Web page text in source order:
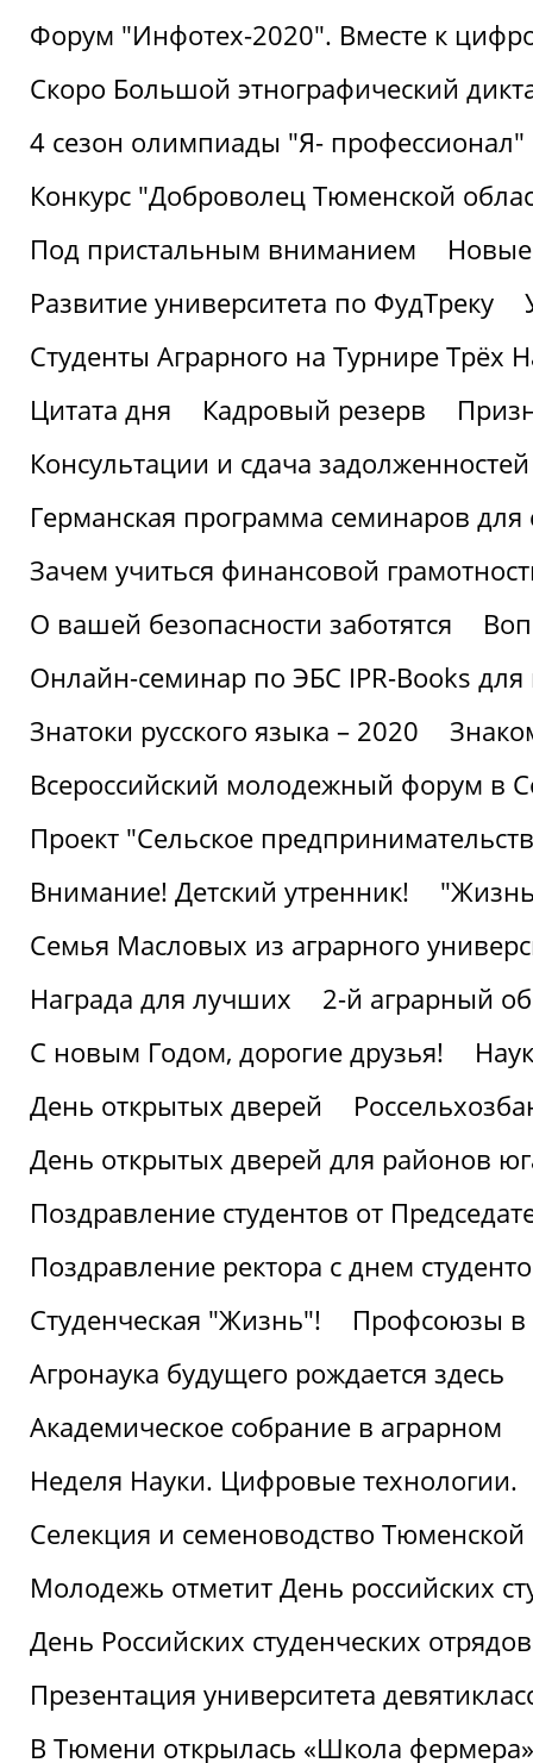
Форум "Инфотех-2020". Вместе к
Скоро Большой этнографический
4 сезон олимпиады "Я- профессионал"
Конкурс "Доброволец Тюменской
Под пристальным вниманием
Развитие университета по ФудТреку
Студенты Аграрного на Турнире Трёх
Цитата дня
Кадровый резерв
Консультации и сдача
Германская программа семинаров для
Зачем учиться финансовой
О вашей безопасности заботятся
Онлайн-семинар по ЭБС IPR-Books для
Знатоки русского языка – 2020
Всероссийский молодежный форум в
Проект "Сельское
Внимание! Детский утренник!
Семья Масловых из аграрного
Награда для лучших
2-й аграрный
С новым Годом, дорогие друзья!
День открытых дверей
День открытых дверей для районов
Поздравление студентов от
Поздравление ректора с днем
Студенческая "Жизнь"!
Профсоюзы в
Агронаука будущего рождается здесь
Академическое собрание в аграрном
Неделя Науки. Цифровые технологии.
Селекция и семеноводство Тюменской
Молодежь отметит День российских
День Российских студенческих
Презентация университета
В Тюмени открылась «Школа фермера»